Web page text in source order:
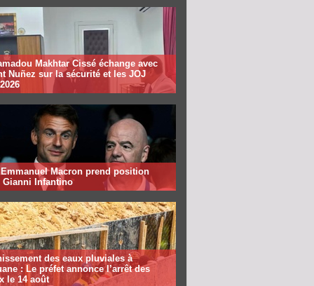
Makhtar Cissé échange avec
Nuñez sur la sécurité et les JOJ
Emmanuel Macron prend position
Gianni Infantino
des eaux pluviales à
: Le préfet annonce l’arrêt des
le 14 août